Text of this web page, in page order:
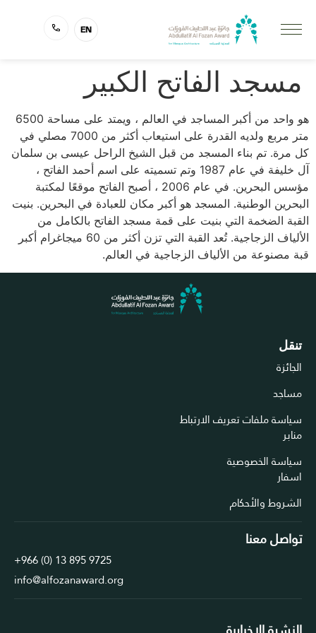
EN
مسجد الفاتح الكبير
هو واحد من أكبر المساجد في العالم ، ويمتد على مساحة 6500
متر مربع ولديه القدرة على استيعاب أكثر من 7000 مصلي في
كل مرة. تم بناء المسجد من قبل الشيخ الراحل عيسى بن سلمان
آل خليفة في عام 1987 وتم تسميته على اسم أحمد الفاتح ،
مؤسس البحرين. في عام 2006 ، أصبح الفاتح موقعًا لمكتبة
البحرين الوطنية. المسجد هو أكبر مكان للعبادة في البحرين. بنيت
القبة الضخمة التي بنيت على قمة مسجد الفاتح بالكامل من
الألياف الزجاجية. تُعد القبة التي تزن أكثر من 60 ميجاغرام أكبر
قبة مصنوعة من الألياف الزجاجية في العالم.
تنقل
الجائزة
مساجد
سياسة ملفات تعريف الارتباط
منابر
سياسة الخصوصية
اسفار
الشروط والأحكام
تواصل معنا
+966 (0) 13 895 9725
info@alfozanaward.org